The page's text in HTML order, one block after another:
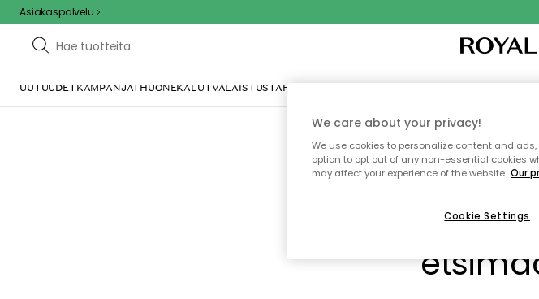
Asiakaspalvelu
UUTUUDETKAMPANJATHUONEKALUTVALAISTUSTARJOILU JA KATTAUSSISUSTUSTEKSTIILIT &
Emme
We care about your privacy!
We use cookies to personalize content and
option to opt out of any non-essential cookies
may affect your experience of the website. Our
Cookie Settings